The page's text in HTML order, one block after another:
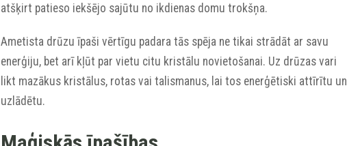
atšķirt patieso iekšējo sajūtu no ikdienas domu trokšņa.
Ametista drūzu īpaši vērtīgu padara tās spēja ne tikai strādāt ar savu
enerģiju, bet arī kļūt par vietu citu kristālu novietošanai. Uz drūzas vari
likt mazākus kristālus, rotas vai talismanus, lai tos enerģētiski attīrītu un
uzlādētu.